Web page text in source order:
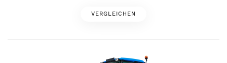
VERGLEICHEN